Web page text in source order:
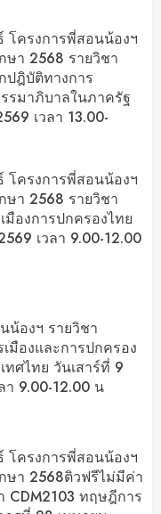
โครงการพี่สอนน้องฯ
ษา 2568 รายวิชา
ปฎิบัติทางการ
รมาภิบาลในภาครัฐ
เวลา 13.00-
โครงการพี่สอนน้องฯ
ษา 2568 รายวิชา
มืองการปกครองไทย
เวลา 9.00-12.00
น้องฯ รายวิชา
เมืองและการปกครอง
ทศไทย วันเสาร์ที่ 9
า 9.00-12.00 น
โครงการพี่สอนน้องฯ
ษา 2568ติวฟรีไม่มีค่า
CDM2103 ทฤษฎีการ